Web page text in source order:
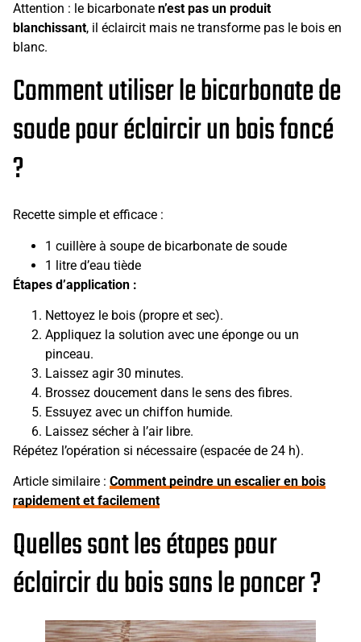
Attention : le bicarbonate n’est pas un produit
blanchissant, il éclaircit mais ne transforme pas le bois en
blanc.
Comment utiliser le bicarbonate de
soude pour éclaircir un bois foncé
?
Recette simple et efficace :
1 cuillère à soupe de bicarbonate de soude
1 litre d’eau tiède
Étapes d’application :
Nettoyez le bois (propre et sec).
Appliquez la solution avec une éponge ou un
pinceau.
Laissez agir 30 minutes.
Brossez doucement dans le sens des fibres.
Essuyez avec un chiffon humide.
Laissez sécher à l’air libre.
Répétez l’opération si nécessaire (espacée de 24 h).
Article similaire : Comment peindre un escalier en bois
rapidement et facilement
Quelles sont les étapes pour
éclaircir du bois sans le poncer ?